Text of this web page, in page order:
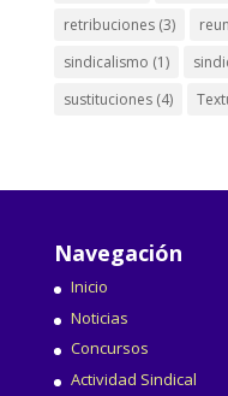
retribuciones(3)
sindicalismo (1)
sustituciones(4)
Navegación
Inicio
Noticias
Concursos
Actividad Sindical